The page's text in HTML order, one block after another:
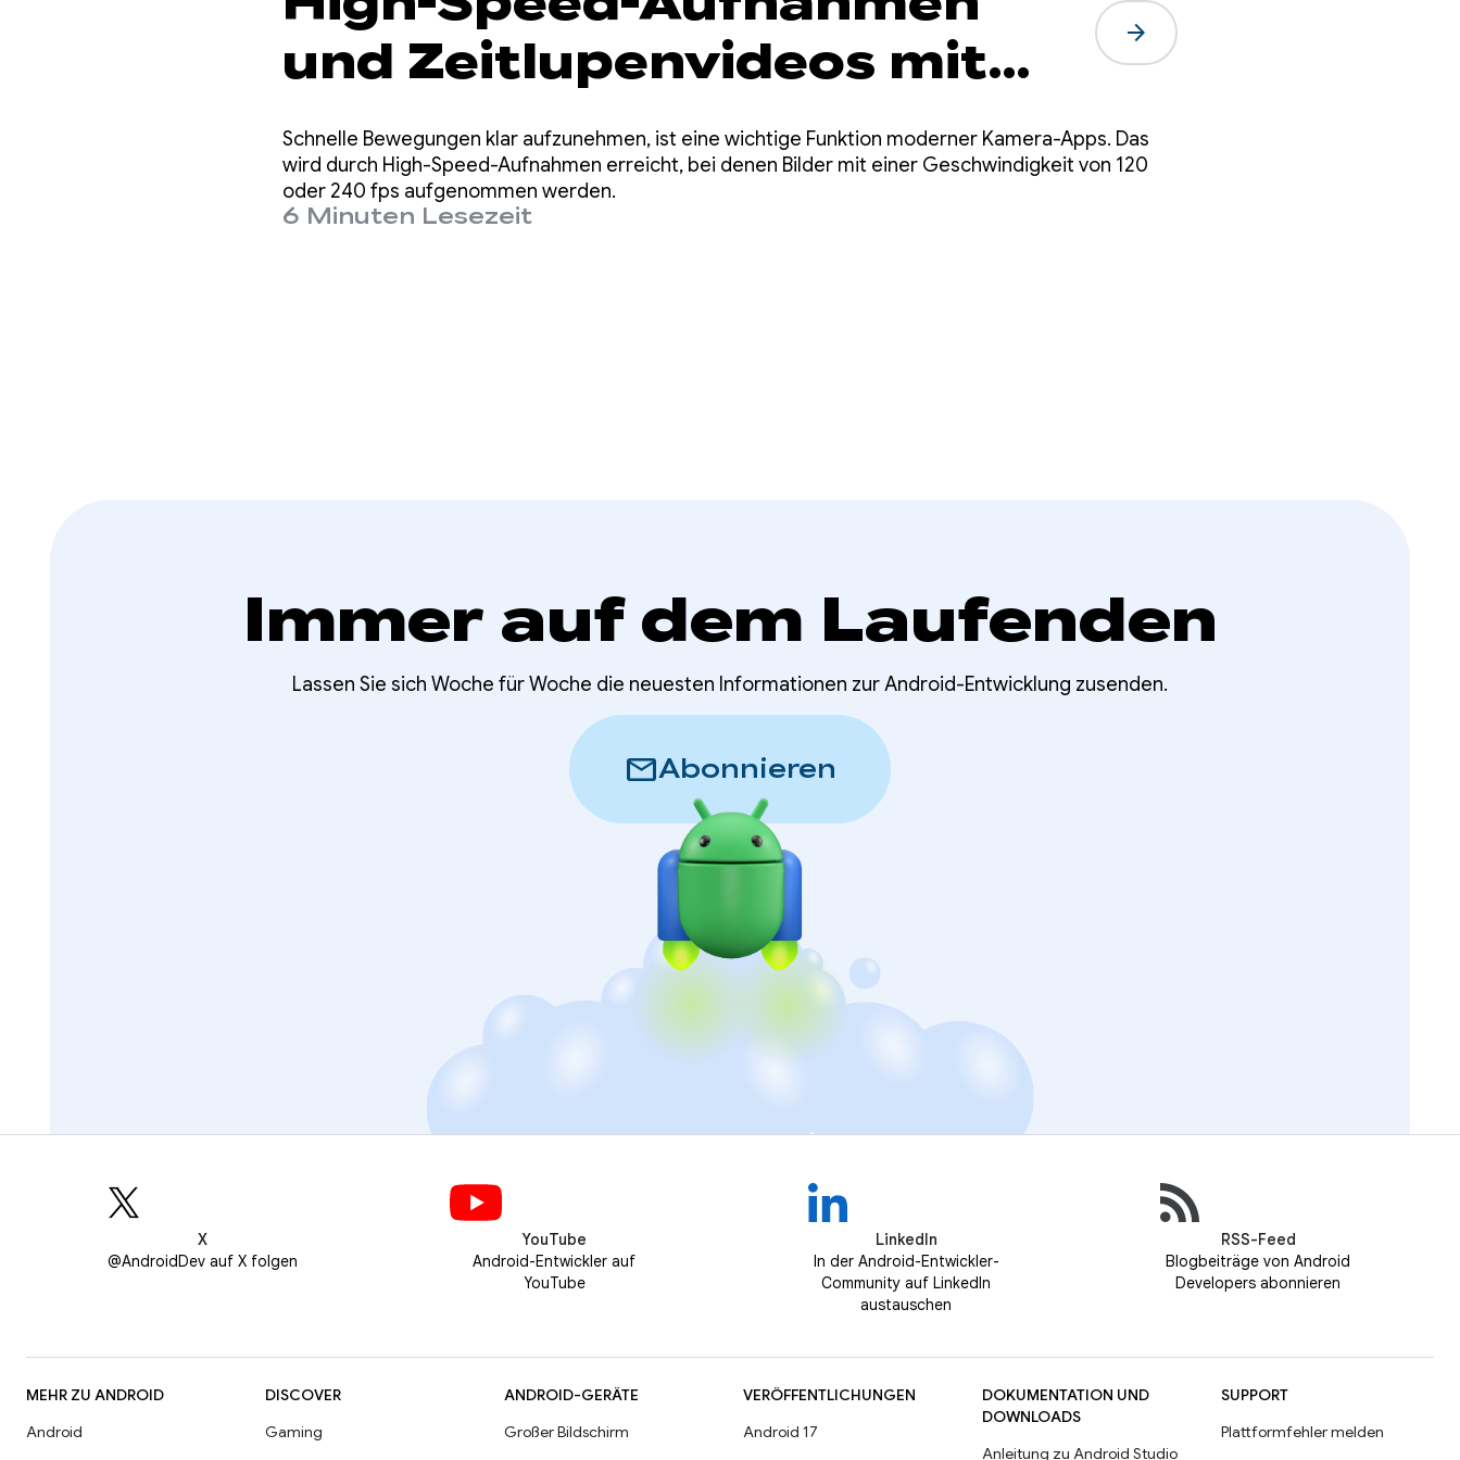
und Zeitlupenvideos mit
CameraX 1.5
arrow_forward
Schnelle Bewegungen klar aufzunehmen, ist eine wichtige Funktion moderner Kamera-Apps. Das
wird durch High-Speed-Aufnahmen erreicht, bei denen Bilder mit einer Geschwindigkeit von 120
oder 240 fps aufgenommen werden.
6 Minuten Lesezeit
Immer auf dem Laufenden
Lassen Sie sich Woche für Woche die neuesten Informationen zur Android-Entwicklung zusenden.
mailAbonnieren
X
@AndroidDev auf X folgen
YouTube
Android-Entwickler auf
YouTube
LinkedIn
In der Android-Entwickler-
Community auf LinkedIn
austauschen
RSS-Feed
Blogbeiträge von Android
Developers abonnieren
MEHR ZU ANDROID
Android
DISCOVER
Gaming
ANDROID-GERÄTE
Großer Bildschirm
VERÖFFENTLICHUNGEN
Android 17
DOKUMENTATION UND
DOWNLOADS
Anleitung zu Android Studio
SUPPORT
Plattformfehler melden